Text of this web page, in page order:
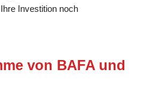
Investition noch
von BAFA und